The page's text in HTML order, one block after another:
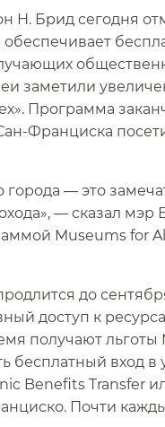
Брид сегодня
заметили
Программа
Франциска
— это
— сказал
Museums for
до
доступ к
получают льготы
бесплатный вход
Benefits Transfer
Почти